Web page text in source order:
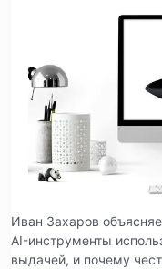
Иван Захаров
AI-инструменты
выдачей, и почему